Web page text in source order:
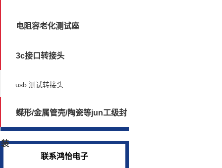
电阻容老化测试座
3c接口转接头
usb 测试转接头
蝶形/金属管壳/陶瓷等jun工级封
装
联系鸿怡电子